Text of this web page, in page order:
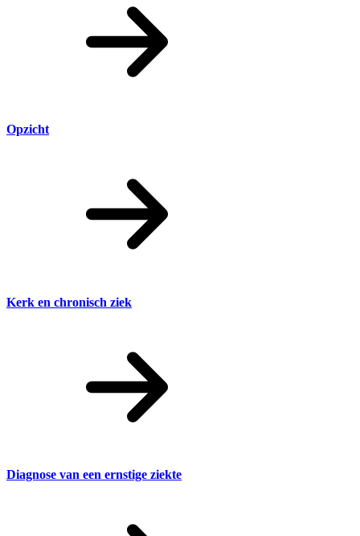
Opzicht
Kerk en chronisch ziek
Diagnose van een ernstige ziekte